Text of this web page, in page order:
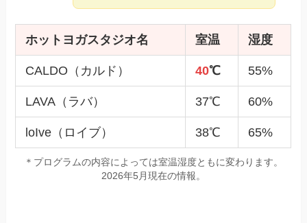
ホットヨガスタジオ名 室温 湿度
CALDO（カルド） 40℃ 55%
LAVA（ラバ） 37℃ 60%
loIve（ロイブ） 38℃ 65%
＊プログラムの内容によっては室温湿度ともに変わります。
2026年5月現在の情報。